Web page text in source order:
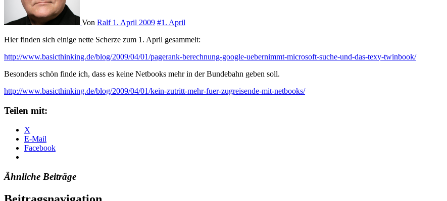
Von Ralf 1. April 2009 #1. April
Hier finden sich einige nette Scherze zum 1. April gesammelt:
http://www.basicthinking.de/blog/2009/04/01/pagerank-berechnung-google-uebernimmt-microsoft-suche-und-das-texy-twinbook/
Besonders schön finde ich, dass es keine Netbooks mehr in der Bundebahn geben soll.
http://www.basicthinking.de/blog/2009/04/01/kein-zutritt-mehr-fuer-zugreisende-mit-netbooks/
Teilen mit:
X
E-Mail
Facebook
Ähnliche Beiträge